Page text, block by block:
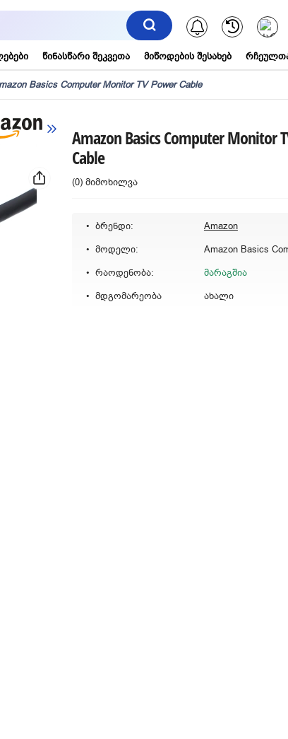
წინასწარი შეკვეთა მიწოდების შესახებ
Basics Computer Monitor TV Power Cable
Amazon Basics Computer Monitor
Cable
(0) მიმოხილვა
ბრენდი:
Amazon
მოდელი:
რაოდენობა:
მარაგშია
მდგომარეობა
ახალი